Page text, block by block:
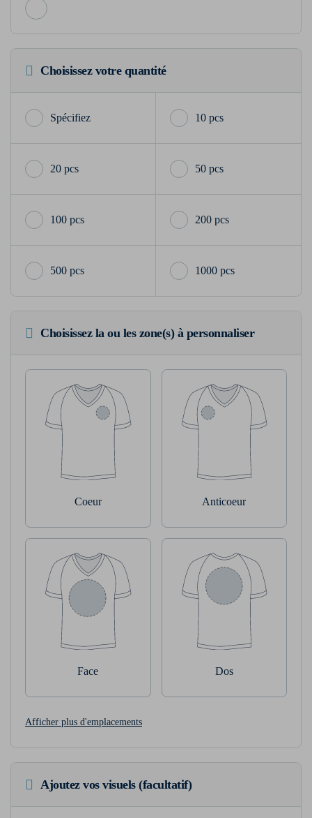
Choisissez votre quantité
10 pcs
20 pcs 50 pcs
100 pcs 200 pcs
500 pcs 1000 pcs
Choisissez la ou les zone(s) à personnaliser
Coeur Anticoeur
Face Dos
Afficher plus d'emplacements
Ajoutez vos visuels (facultatif)